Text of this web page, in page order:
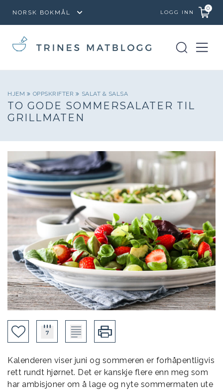
LOGG INN
0
HJEM OPPSKRIFTER SALAT & SALSA
TO GODE SOMMERSALATER TIL
GRILLMATEN
Kalenderen viser juni og sommeren er forhåpentligvis
rett rundt hjørnet. Det er kanskje flere enn meg som
har ambisjoner om å lage og nyte sommermaten ute